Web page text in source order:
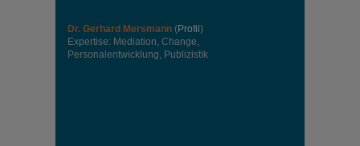
Dr. Gerhard Mersmann (Profil )
Expertise: Mediation, Change,
Personalentwicklung, Publizistik